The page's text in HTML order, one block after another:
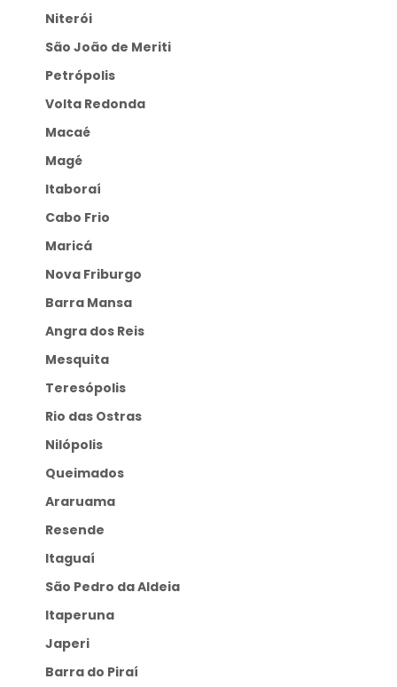
Niterói
São João de Meriti
Petrópolis
Volta Redonda
Macaé
Magé
Itaboraí
Cabo Frio
Maricá
Nova Friburgo
Barra Mansa
Angra dos Reis
Mesquita
Teresópolis
Rio das Ostras
Nilópolis
Queimados
Araruama
Resende
Itaguaí
São Pedro da Aldeia
Itaperuna
Japeri
Barra do Piraí